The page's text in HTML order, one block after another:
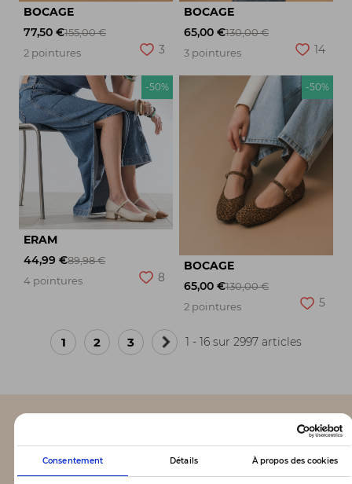
Consentement Détails À propos des cookies
BOCAGE
77,50 €155,00 €
2 pointures
3
BOCAGE
65,00 €130,00 €
3 pointures
14
-50%
ERAM
44,99 €89,98 €
4 pointures
8
-50%
BOCAGE
65,00 €130,00 €
2 pointures
5
1 2 3
Page
1 - 16 sur 2997 articles
CLAQUETTES MARKET